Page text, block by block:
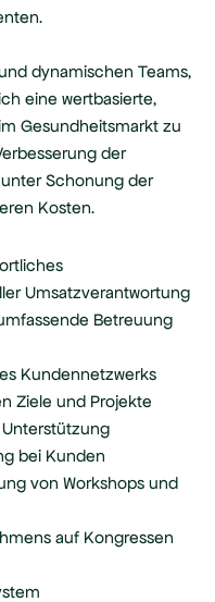
dynamischen Teams,
eine wertbasierte,
Gesundheitsmarkt zu
der
Schonung der
Kosten.
Umsatzverantwortung
Betreuung
Kundennetzwerks
Ziele und Projekte
bei Kunden
von Workshops und
auf Kongressen